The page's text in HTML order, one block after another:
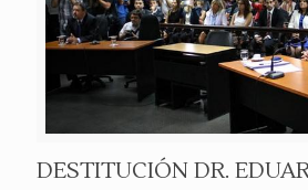
DESTITUCIÓN DR.